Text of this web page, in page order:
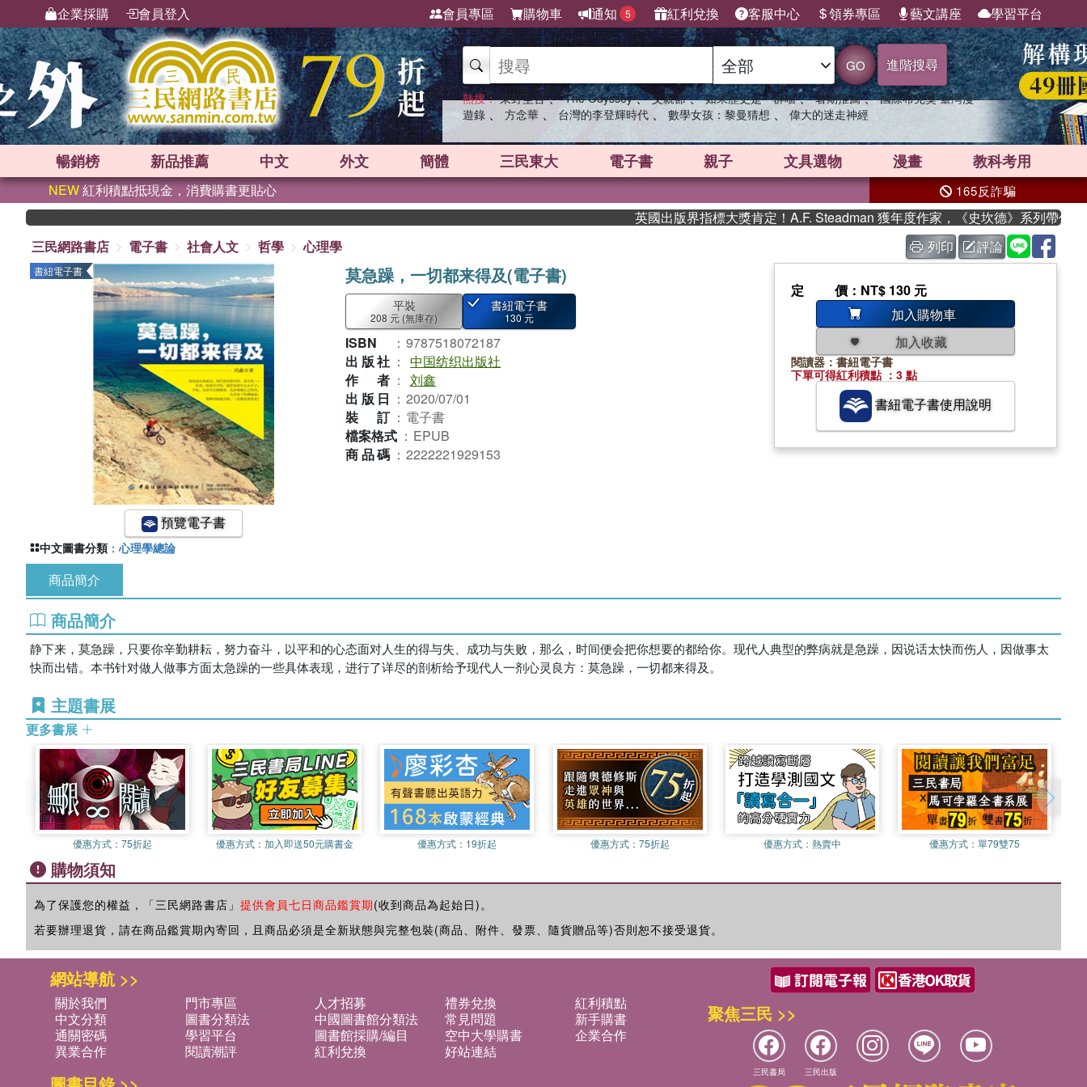
企業採購 會員登入 會員專區 購物車 通知 5 紅利兌換 客服中心 領券專區 藝文講座 學習平台
GO 進階搜尋
熱搜： 東野圭吾 、 The Odyssey 、 父親節 、 如果歷史是一群喵 、 暑期推薦 、 國際布克獎 臺灣漫
遊錄 、 方念華 、 台灣的李登輝時代 、 數學女孩：黎曼猜想 、 偉大的迷走神經
暢銷榜 新品推薦 中文 外文 簡體 三民東大 電子書 親子 文具選物 漫畫 教科考用
NEW紅利積點抵現金，消費購書更貼心 165反詐騙
英國出版界指標大獎肯定！A.F. Steadman 獲年度作家，《史坎德》系列帶你踏上熱
三民網路書店
電子書 社會人文 哲學 心理學 列印 評論
書紐電子書
預覽電子書
莫急躁，一切都来得及(電子書)
平裝
208 元 (無庫存)
書紐電子書
130 元
ISBN ： 9787518072187
出版社 ： 中国纺织出版社
作者 ： 刘鑫
出版日 ： 2020/07/01
裝訂 ： 電子書
檔案格式 ： EPUB
商品碼 ： 2222221929153
定價 ：NT$ 130 元
加入購物車
加入收藏
閱讀器：書紐電子書
下單可得紅利積點 ：3 點
書紐電子書使用說明
中文圖書分類 ： 心理學總論
商品簡介
商品簡介
静下来，莫急躁，只要你辛勤耕耘，努力奋斗，以平和的心态面对人生的得与失、成功与失败，那么，时间便会把你想要的都给你。现代人典型的弊病就是急躁，因说话太快而伤人，因做事太
快而出错。本书针对做人做事方面太急躁的一些具体表现，进行了详尽的剖析给予现代人一剂心灵良方：莫急躁，一切都来得及。
主題書展
更多書展
優惠方式： 75折起 優惠方式： 加入即送50元購書金 優惠方式： 19折起 優惠方式： 75折起 優惠方式： 熱賣中 優惠方式：單79雙75
購物須知
為了保護您的權益，「三民網路書店」 提供會員七日商品鑑賞期(收到商品為起始日)。
若要辦理退貨，請在商品鑑賞期內寄回，且商品必須是全新狀態與完整包裝(商品、附件、發票、隨貨贈品等)否則恕不接受退貨。
網站導航 >>
關於我們 門市專區 人才招募 禮券兌換
紅利積點
中文分類
圖書分類法 中國圖書館分類法 常見問題
新手購書
通關密碼
學習平台 圖書館採購/編目 空中大學購書
企業合作
異業合作
閱讀潮評 紅利兌換 好站連結
聚焦三民 >>
三民書局 三民出版